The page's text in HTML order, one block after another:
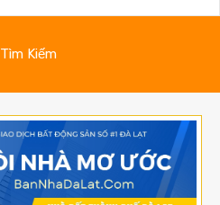
Tìm Kiếm